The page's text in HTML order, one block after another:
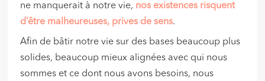
ne manquerait à notre vie, nos existences risquent
d’être malheureuses, prives de sens.
Afin de bâtir notre vie sur des bases beaucoup plus
solides, beaucoup mieux alignées avec qui nous
sommes et ce dont nous avons besoins, nous